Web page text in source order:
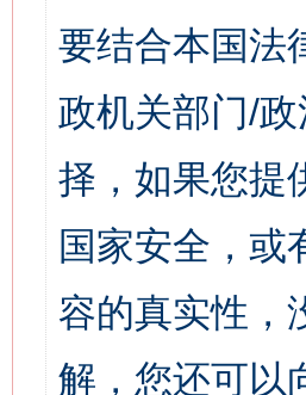
要结合本国法
政机关部门/
择，如果您提
国家安全，或
容的真实性，
解，您还可以